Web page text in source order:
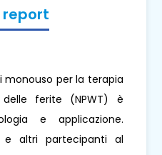
monouso per la terapia
ferite (NPWT) è
e applicazione.
e altri partecipanti al